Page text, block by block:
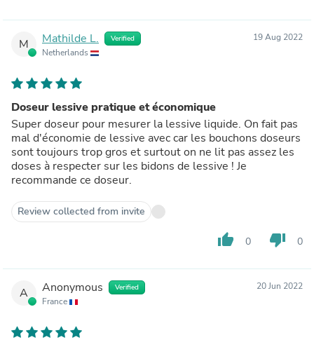
M Mathilde L. Verified
Netherlands
19 Aug 2022
Doseur lessive pratique et économique
Super doseur pour mesurer la lessive liquide. On fait pas
mal d'économie de lessive avec car les bouchons doseurs
sont toujours trop gros et surtout on ne lit pas assez les
doses à respecter sur les bidons de lessive ! Je
recommande ce doseur.
Review collected from invite
thumb_up 0 thumb_down 0
A Anonymous Verified
France
20 Jun 2022